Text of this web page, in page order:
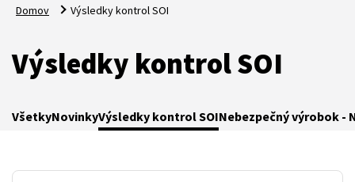
Domov Výsledky kontrol SOI
Výsledky kontrol SOI
VšetkyNovinkyVýsledky kontrol SOINebezpečný výrobok -